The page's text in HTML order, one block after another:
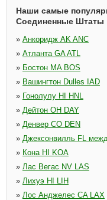
Наши самые
Соединенные Штаты
» Анкоридж AK ANC
» Атланта GA ATL
» Бостон MA BOS
» Вашингтон Dulles IAD
» Гонолулу HI HNL
» Дейтон OH DAY
» Денвер CO DEN
» Джексонвилль FL
» Кона HI KOA
» Лас Вегас NV LAS
» Лихуэ HI LIH
» Лос Анджелес CA LAX